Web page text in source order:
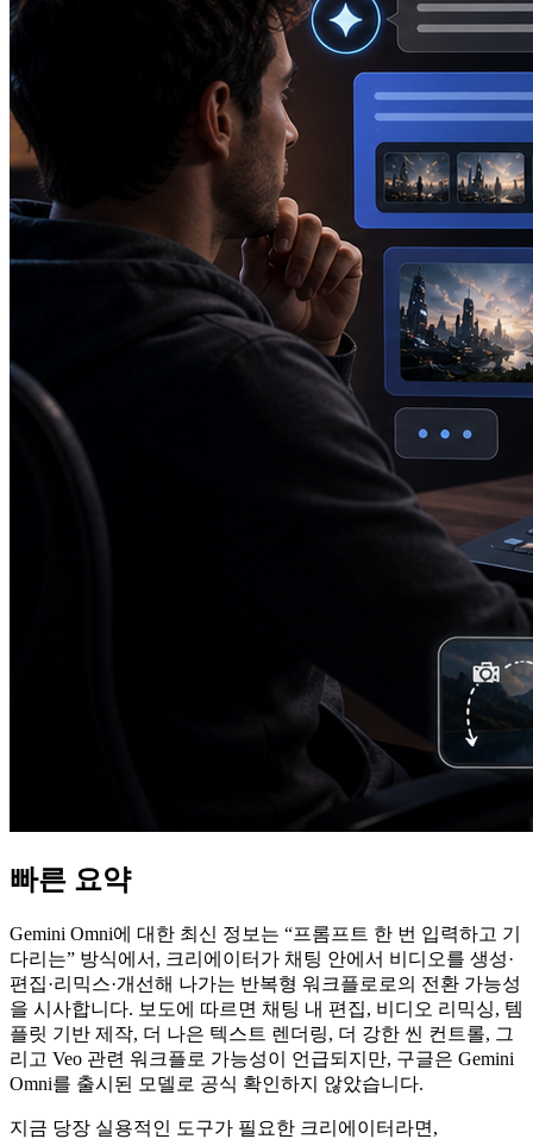
빠른 요약
Gemini Omni에 대한 최신 정보는 “프롬프트 한 번 입력하고 기
다리는” 방식에서, 크리에이터가 채팅 안에서 비디오를 생성·
편집·리믹스·개선해 나가는 반복형 워크플로로의 전환 가능성
을 시사합니다. 보도에 따르면 채팅 내 편집, 비디오 리믹싱, 템
플릿 기반 제작, 더 나은 텍스트 렌더링, 더 강한 씬 컨트롤, 그
리고 Veo 관련 워크플로 가능성이 언급되지만, 구글은 Gemini
Omni를 출시된 모델로 공식 확인하지 않았습니다.
지금 당장 실용적인 도구가 필요한 크리에이터라면,